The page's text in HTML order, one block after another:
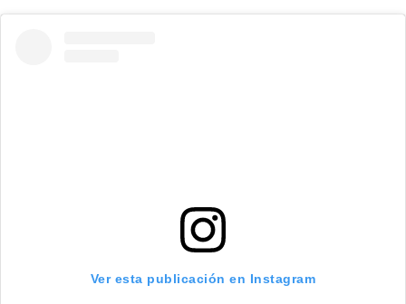
Ver esta publicación en Instagram